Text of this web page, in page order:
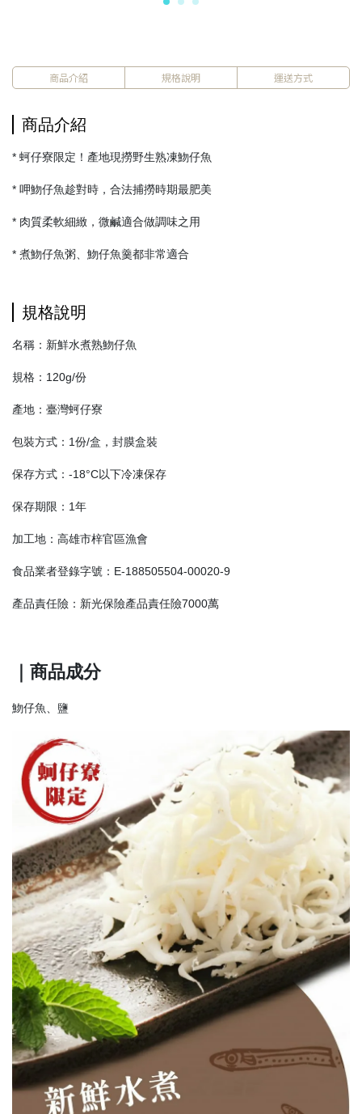
商品介紹 規格說明 運送方式
商品介紹
* 蚵仔寮限定！產地現撈野生熟凍魩仔魚
* 呷魩仔魚趁對時，合法捕撈時期最肥美
* 肉質柔軟細緻，微鹹適合做調味之用
* 煮魩仔魚粥、魩仔魚羹都非常適合
規格說明
名稱：新鮮水煮熟魩仔魚
規格：120g/份
產地：臺灣蚵仔寮
包裝方式：1份/盒，封膜盒裝
保存方式：-18°C以下冷凍保存
保存期限：1年
加工地：高雄市梓官區漁會
食品業者登錄字號：E-188505504-00020-9
產品責任險：新光保險產品責任險7000萬
｜商品成分
魩仔魚、鹽